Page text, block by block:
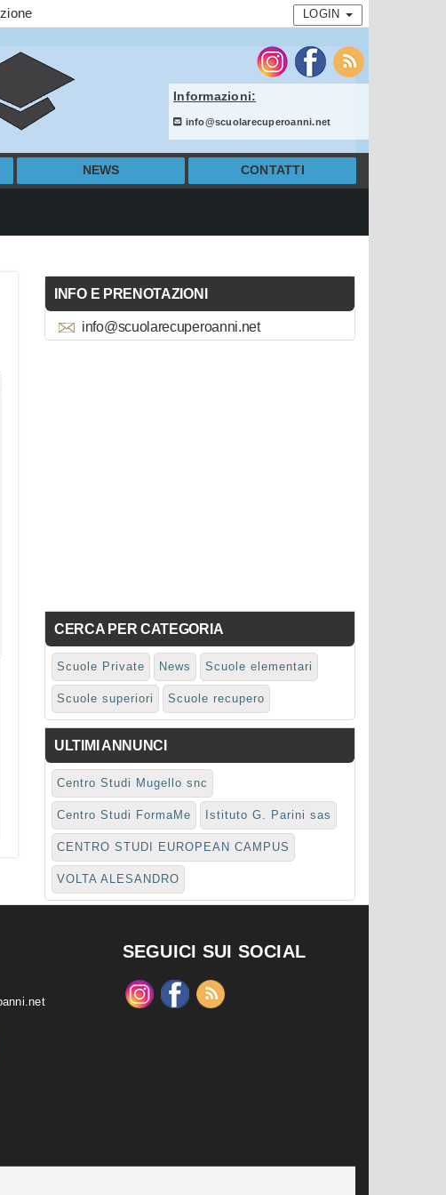
LOGIN
Informazioni:
info@scuolarecuperoanni.net
NEWS CONTATTI
INFO E PRENOTAZIONI
info@scuolarecuperoanni.net
CERCA PER CATEGORIA
Scuole Private News Scuole elementari
Scuole superiori Scuole recupero
ULTIMI ANNUNCI
Centro Studi Mugello snc
Centro Studi FormaMe Istituto G. Parini sas
CENTRO STUDI EUROPEAN CAMPUS
VOLTA ALESANDRO
SEGUICI SUI SOCIAL